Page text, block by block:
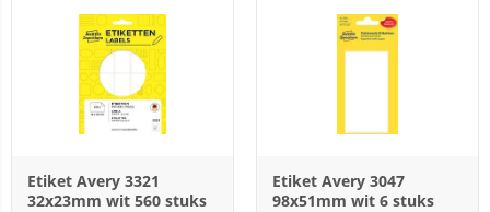
Etiket Avery 3321
32x23mm wit 560 stuks
Etiket Avery 3047
98x51mm wit 6 stuks